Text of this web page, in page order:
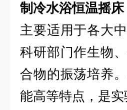
制冷水浴恒温摇床
主要适用于各大
科研部门作生物
合物的振荡培养
能高等特点，是